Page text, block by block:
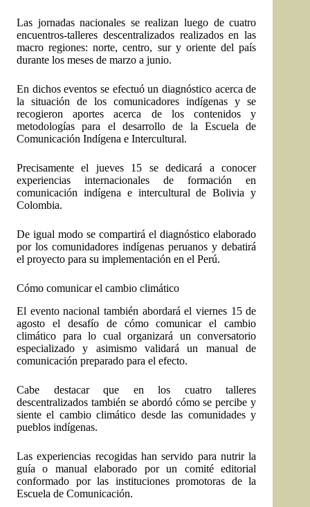
Las jornadas nacionales se realizan luego de cuatro
encuentros-talleres descentralizados realizados en las
macro regiones: norte, centro, sur y oriente del país
durante los meses de marzo a junio.
En dichos eventos se efectuó un diagnóstico acerca de
la situación de los comunicadores indígenas y se
recogieron aportes acerca de los contenidos y
metodologías para el desarrollo de la Escuela de
Comunicación Indígena e Intercultural.
Precisamente el jueves 15 se dedicará a conocer
experiencias internacionales de formación en
comunicación indígena e intercultural de Bolivia y
Colombia.
De igual modo se compartirá el diagnóstico elaborado
por los comunidadores indígenas peruanos y debatirá
el proyecto para su implementación en el Perú.
Cómo comunicar el cambio climático
El evento nacional también abordará el viernes 15 de
agosto el desafío de cómo comunicar el cambio
climático para lo cual organizará un conversatorio
especializado y asimismo validará un manual de
comunicación preparado para el efecto.
Cabe destacar que en los cuatro talleres
descentralizados también se abordó cómo se percibe y
siente el cambio climático desde las comunidades y
pueblos indígenas.
Las experiencias recogidas han servido para nutrir la
guía o manual elaborado por un comité editorial
conformado por las instituciones promotoras de la
Escuela de Comunicación.